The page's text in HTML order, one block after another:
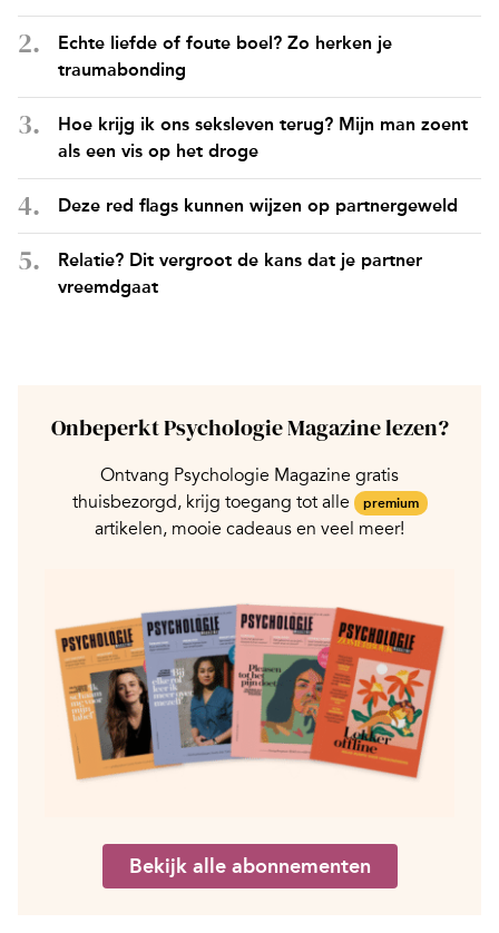
Echte liefde of foute boel? Zo herken je
traumabonding
Hoe krijg ik ons seksleven terug? Mijn man zoent
als een vis op het droge
Deze red flags kunnen wijzen op partnergeweld
Relatie? Dit vergroot de kans dat je partner
vreemdgaat
Onbeperkt Psychologie Magazine lezen?
Ontvang Psychologie Magazine gratis
thuisbezorgd, krijg toegang tot alle
premium
artikelen, mooie cadeaus en veel meer!
Bekijk alle abonnementen